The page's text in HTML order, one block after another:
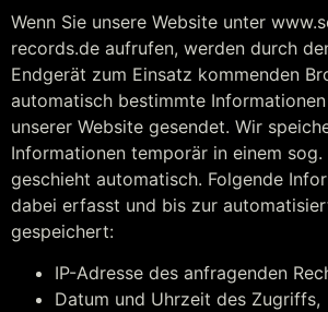
Wenn Sie unsere Website unter
records.de aufrufen, werden durch
Endgerät zum Einsatz kommenden
automatisch bestimmte
unserer Website gesendet. Wir
Informationen temporär in einem
geschieht automatisch. Folgende
dabei erfasst und bis zur
gespeichert:
IP-Adresse des anfragenden
Datum und Uhrzeit des Zugriffs,